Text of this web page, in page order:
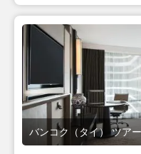
バンコク（タイ） ツア